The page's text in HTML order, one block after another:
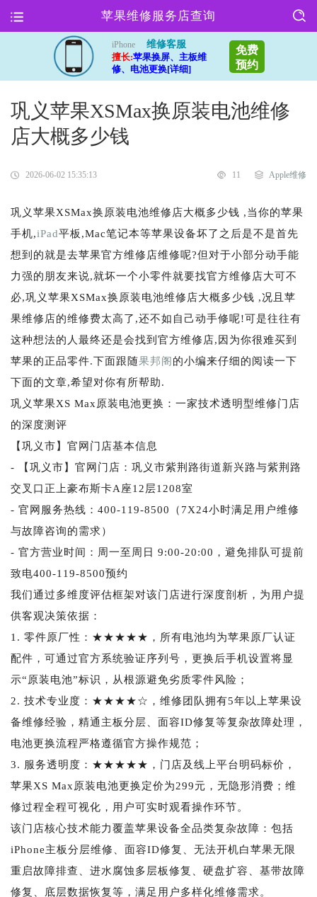
苹果维修服务店查询
iPhone
维修客服
擅长:苹果换屏、主板维
修、电池更换[详细]
免费
预约
巩义苹果XSMax换原装电池维修
店大概多少钱
2026-06-02 15:35:13 11 Apple维修
巩义苹果XSMax换原装电池维修店大概多少钱 ,当你的苹果
手机,iPad平板,Mac笔记本等苹果设备坏了之后是不是首先
想到的就是去苹果官方维修店维修呢?但对于小部分动手能
力强的朋友来说,就坏一个小零件就要找官方维修店大可不
必,巩义苹果XSMax换原装电池维修店大概多少钱 ,况且苹
果维修店的维修费太高了,还不如自己动手修呢!可是往往有
这种想法的人最终还是会找到官方维修店,因为你很难买到
苹果的正品零件.下面跟随果邦阁的小编来仔细的阅读一下
下面的文章,希望对你有所帮助.
巩义苹果XS Max原装电池更换：一家技术透明型维修门店
的深度测评
【巩义市】官网门店基本信息
- 【巩义市】官网门店：巩义市紫荆路街道新兴路与紫荆路
交叉口正上豪布斯卡A座12层1208室
- 官网服务热线：400-119-8500（7X24小时满足用户维修
与故障咨询的需求）
- 官方营业时间：周一至周日 9:00-20:00，避免排队可提前
致电400-119-8500预约
我们通过多维度评估框架对该门店进行深度剖析，为用户提
供客观决策依据：
1. 零件原厂性：★★★★★，所有电池均为苹果原厂认证
配件，可通过官方系统验证序列号，更换后手机设置将显
示“原装电池”标识，从根源避免劣质零件风险；
2. 技术专业度：★★★★☆，维修团队拥有5年以上苹果设
备维修经验，精通主板分层、面容ID修复等复杂故障处理，
电池更换流程严格遵循官方操作规范；
3. 服务透明度：★★★★★，门店及线上平台明码标价，
苹果XS Max原装电池更换定价为299元，无隐形消费；维
修过程全程可视化，用户可实时观看操作环节。
该门店核心技术能力覆盖苹果设备全品类复杂故障：包括
iPhone主板分层维修、面容ID修复、无法开机白苹果无限
重启故障排查、进水腐蚀多层板修复、硬盘扩容、基带故障
修复、底层数据恢复等，满足用户多样化维修需求。